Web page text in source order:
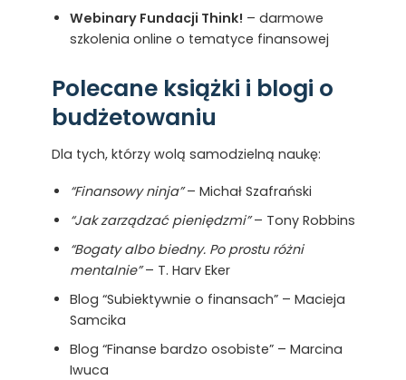
Webinary Fundacji Think! – darmowe
szkolenia online o tematyce finansowej
Polecane książki i blogi o
budżetowaniu
Dla tych, którzy wolą samodzielną naukę:
“Finansowy ninja”– Michał Szafrański
“Jak zarządzać pieniędzmi”– Tony Robbins
“Bogaty albo biedny. Po prostu różni
mentalnie”– T. Harv Eker
Blog “Subiektywnie o finansach” – Macieja
Samcika
Blog “Finanse bardzo osobiste” – Marcina
Iwuca